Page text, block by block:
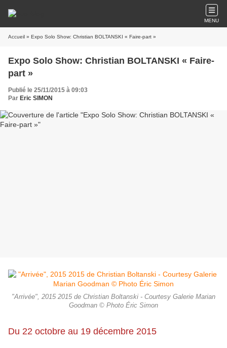
MENU
Accueil » Expo Solo Show: Christian BOLTANSKI « Faire-part »
Expo Solo Show: Christian BOLTANSKI « Faire-
part »
Publié le 25/11/2015 à 09:03
Par Eric SIMON
"Arrivée", 2015 2015 de Christian Boltanski - Courtesy Galerie Marian
Goodman © Photo Éric Simon
Du 22 octobre au 19 décembre 2015